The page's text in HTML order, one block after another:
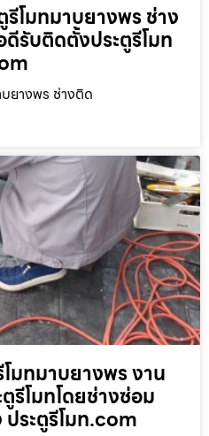
รีโมทมาบยางพร ช่าง
รับติดตั้งประตูรีโมท
ยางพร ช่างติด
โมทมาบยางพร งาน
รีโมทโดยช่างซ่อม
ประตูรีโมท.com